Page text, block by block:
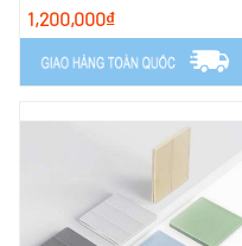
1,200,000₫